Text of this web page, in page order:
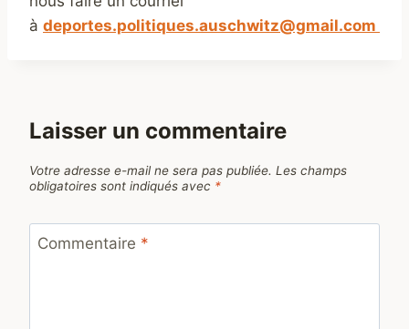
à deportes.politiques.auschwitz@gmail.com
Laisser un commentaire
Votre adresse e-mail ne sera pas publiée. Les champs
obligatoires sont indiqués avec *
Commentaire *